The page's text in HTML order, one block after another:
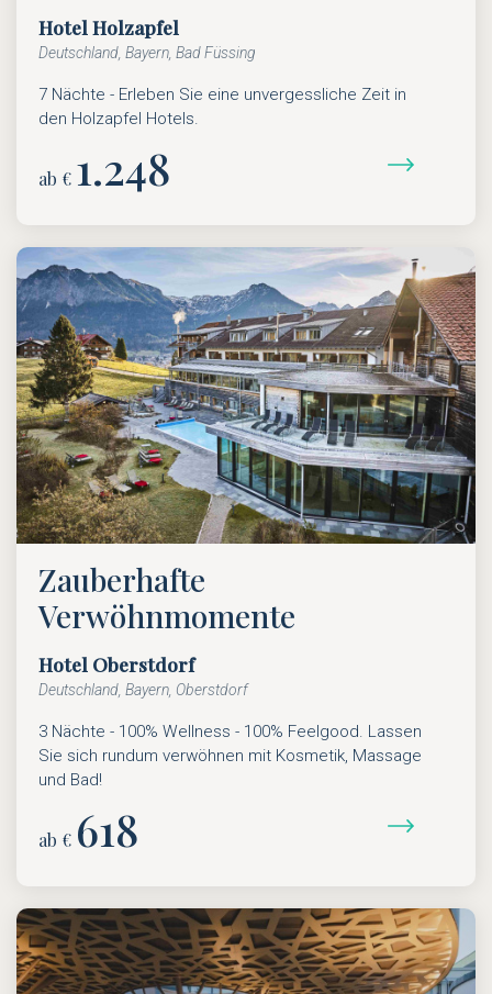
Hotel Holzapfel
Deutschland, Bayern, Bad Füssing
7 Nächte - Erleben Sie eine unvergessliche Zeit in
den Holzapfel Hotels.
ab € 1.248
Zauberhafte
Verwöhnmomente
Hotel Oberstdorf
Deutschland, Bayern, Oberstdorf
3 Nächte - 100% Wellness - 100% Feelgood. Lassen
Sie sich rundum verwöhnen mit Kosmetik, Massage
und Bad!
ab € 618